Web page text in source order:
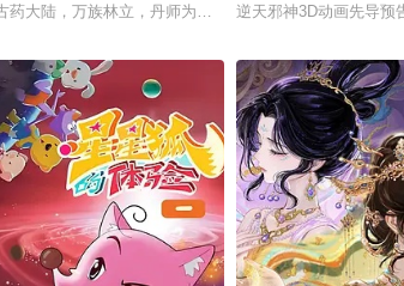
为主率!
楼刺客江元与九璇宗圣女韶月奉命成婚。两人在洞房夜
药大陆，万族林立，丹师为尊；双生武脉，再现世间！
逆天邪神3D动画先导预